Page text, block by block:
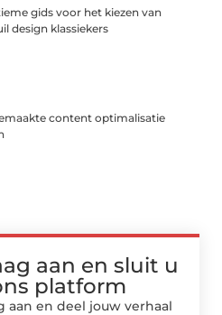
gids voor het kiezen van
design klassiekers
content optimalisatie
aan en sluit u
platform
aan en deel jouw verhaal